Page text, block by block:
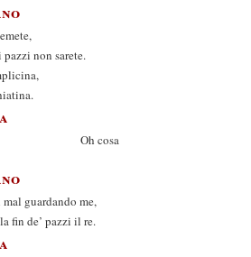
non sarete.
cosa
guardando me,
fin de’ pazzi il re.